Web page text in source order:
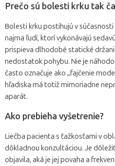
Prečo sú bolesti krku tak
Bolesti krku postihujú v
najmä ľudí, ktorí vykonávajú
prispieva dlhodobé statické
nedostatok pohybu. Nie je
často označuje ako „fajčenie
hľadiska má totiž mimoriadne
aparát.
Ako prebieha vyšetrenie?
Liečba pacienta s ťažkosťami v
dôkladnou konzultáciou. Je
objavila, aká je jej povaha a